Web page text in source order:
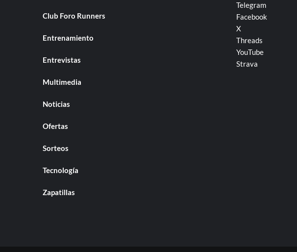
Club Foro Runners
Entrenamiento
Entrevistas
Multimedia
Noticias
Ofertas
Sorteos
Tecnología
Zapatillas
Telegram
Facebook
X
Threads
YouTube
Strava